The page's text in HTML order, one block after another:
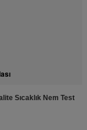
Sıcaklık Nem Test